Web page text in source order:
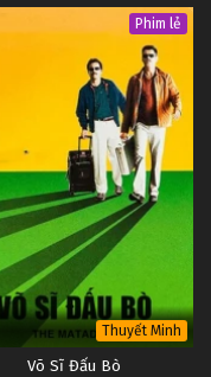
Phim lẻ
Thuyết Minh
Võ Sĩ Đấu Bò